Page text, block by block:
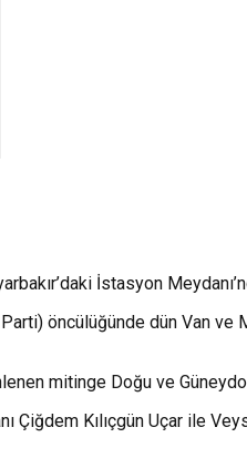
İstasyon
öncülüğünde dün Van ve
mitinge Doğu ve
Kılıçgün Uçar ile